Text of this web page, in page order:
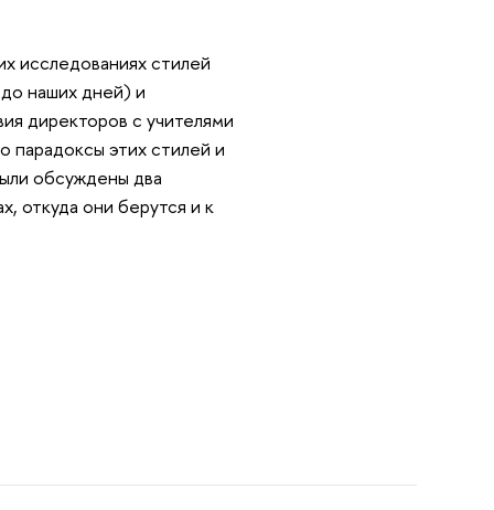
исследованиях стилей
наших дней) и
директоров с учителями
парадоксы этих стилей и
обсуждены два
откуда они берутся и к